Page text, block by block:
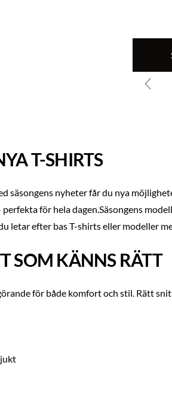
T-SHIRTS
säsongens nyheter får du nya
för hela dagen.Säsongens
letar efter bas T-shirts eller modeller
SOM KÄNNS RÄTT
för både komfort och stil. Rätt